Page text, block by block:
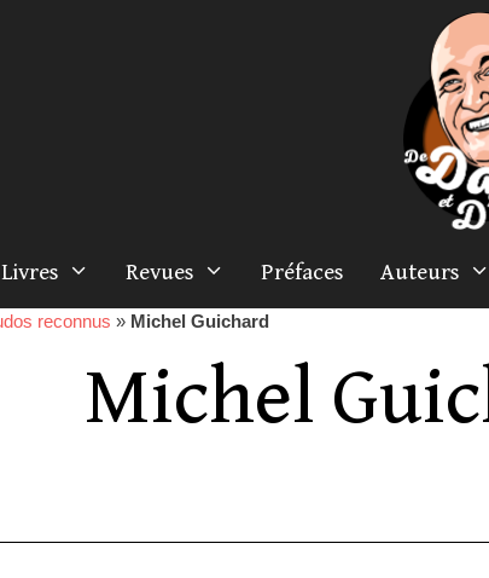
Livres Revues Préfaces Auteurs
reconnus » Michel Guichard
Michel